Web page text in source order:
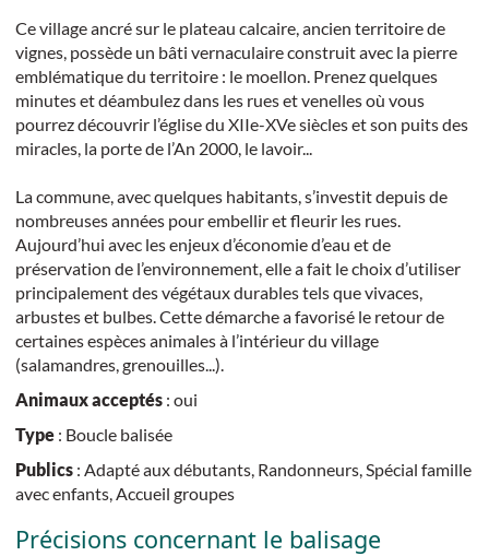
Ce village ancré sur le plateau calcaire, ancien territoire de
vignes, possède un bâti vernaculaire construit avec la pierre
emblématique du territoire : le moellon. Prenez quelques
minutes et déambulez dans les rues et venelles où vous
pourrez découvrir l’église du XIIe-XVe siècles et son puits des
miracles, la porte de l’An 2000, le lavoir...
La commune, avec quelques habitants, s’investit depuis de
nombreuses années pour embellir et fleurir les rues.
Aujourd’hui avec les enjeux d’économie d’eau et de
préservation de l’environnement, elle a fait le choix d’utiliser
principalement des végétaux durables tels que vivaces,
arbustes et bulbes. Cette démarche a favorisé le retour de
certaines espèces animales à l’intérieur du village
(salamandres, grenouilles...).
Animaux acceptés: oui
Type: Boucle balisée
Publics: Adapté aux débutants, Randonneurs, Spécial famille
avec enfants, Accueil groupes
Précisions concernant le balisage